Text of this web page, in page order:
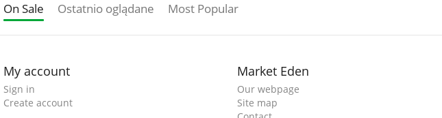
On Sale Ostatnio oglądane Most Popular
My account
Sign in
Create account
Market Eden
Our webpage
Site map